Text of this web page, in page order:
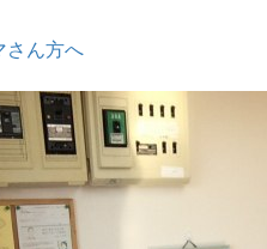
さん方へ